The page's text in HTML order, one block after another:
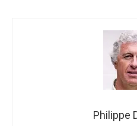
Philippe